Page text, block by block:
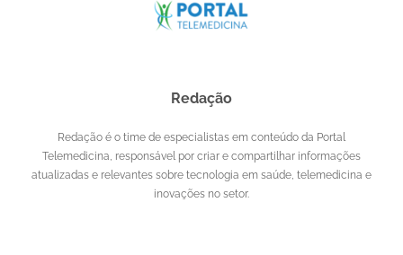
Redação
Redação é o time de especialistas em conteúdo da Portal
Telemedicina, responsável por criar e compartilhar informações
atualizadas e relevantes sobre tecnologia em saúde, telemedicina e
inovações no setor.